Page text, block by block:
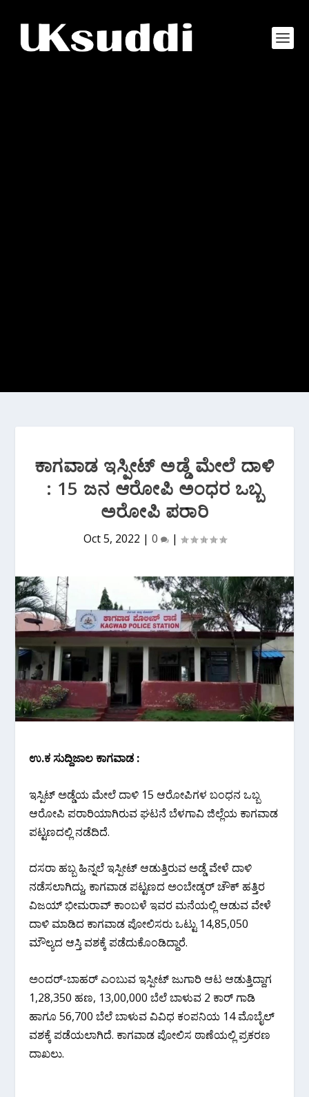
ಕಾಗವಾಡ ಇಸ್ಪೀಟ್ ಅಡ್ಡೆ ಮೇಲೆ ದಾಳಿ
: 15 ಜನ ಆರೋಪಿ ಅಂಧರ ಒಬ್ಬ
ಅರೋಪಿ ಪರಾರಿ
Oct 5, 2022 | 0 |
ಉ.ಕ ಸುದ್ದಿಜಾಲ ಕಾಗವಾಡ :
ಇಸ್ಪಿಟ್ ಅಡ್ಡೆಯ ಮೇಲೆ ದಾಳಿ 15 ಆರೋಪಿಗಳ ಬಂಧನ ಒಬ್ಬ
ಆರೋಪಿ ಪರಾರಿಯಾಗಿರುವ ಘಟನೆ ಬೆಳಗಾವಿ ಜಿಲ್ಲೆಯ ಕಾಗವಾಡ
ಪಟ್ಟಣದಲ್ಲಿ ನಡೆದಿದೆ.
ದಸರಾ ಹಬ್ಬ ಹಿನ್ನಲೆ ಇಸ್ಪೀಟ್ ಆಡುತ್ತಿರುವ ಅಡ್ಡೆ ವೇಳೆ ದಾಳಿ
ನಡೆಸಲಾಗಿದ್ದು, ಕಾಗವಾಡ ಪಟ್ಟಣದ ಅಂಬೇಡ್ಕರ್ ಚೌಕ್ ಹತ್ತಿರ
ವಿಜಯ್ ಭೀಮರಾವ್ ಕಾಂಬಳೆ ಇವರ ಮನೆಯಲ್ಲಿ ಆಡುವ ವೇಳೆ
ದಾಳಿ ಮಾಡಿದ ಕಾಗವಾಡ ಪೋಲಿಸರು ಒಟ್ಟು 14,85,050
ಮೌಲ್ಯದ ಆಸ್ತಿ ವಶಕ್ಕೆ ಪಡೆದುಕೊಂಡಿದ್ದಾರೆ.
ಅಂದರ್-ಬಾಹರ್ ಎಂಬುವ ಇಸ್ಪೀಟ್ ಜುಗಾರಿ ಆಟ ಆಡುತ್ತಿದ್ದಾಗ
1,28,350 ಹಣ, 13,00,000 ಬೆಲೆ ಬಾಳುವ 2 ಕಾರ್ ಗಾಡಿ
ಹಾಗೂ 56,700 ಬೆಲೆ ಬಾಳುವ ವಿವಿಧ ಕಂಪನಿಯ 14 ಮೊಬೈಲ್
ವಶಕ್ಕೆ ಪಡೆಯಲಾಗಿದೆ. ಕಾಗವಾಡ ಪೋಲಿಸ ಠಾಣೆಯಲ್ಲಿ ಪ್ರಕರಣ
ದಾಖಲು.